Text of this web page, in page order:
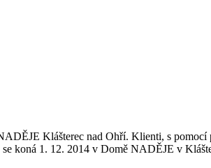
Klášterec nad Ohří. Klienti, s
koná 1. 12. 2014 v Domě NADĚJE v